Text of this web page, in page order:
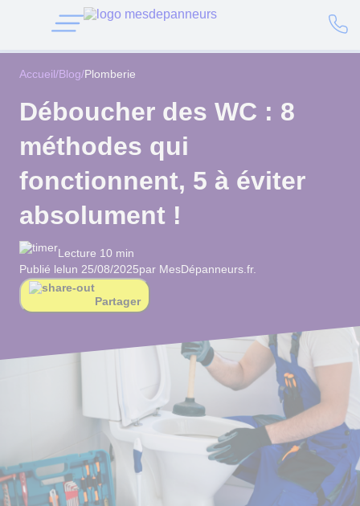
Accueil/Blog/Plomberie
Déboucher des WC : 8
méthodes qui
fonctionnent, 5 à éviter
absolument !
Lecture 10 min
Publié lelun 25/08/2025par MesDépanneurs.fr.
Partager